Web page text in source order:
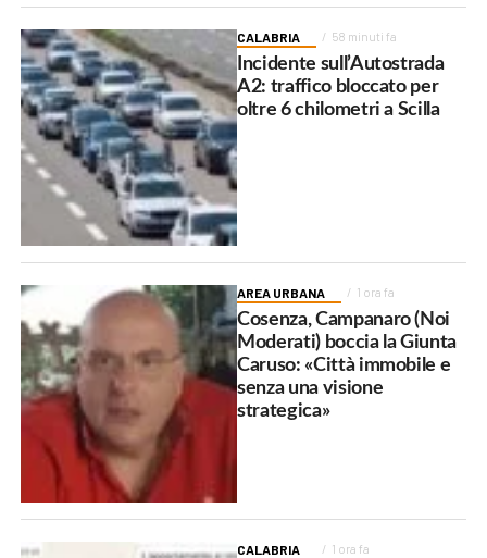
CALABRIA 58 minuti fa
Incidente sull’Autostrada
A2: traffico bloccato per
oltre 6 chilometri a Scilla
AREA URBANA 1 ora fa
Cosenza, Campanaro (Noi
Moderati) boccia la Giunta
Caruso: «Città immobile e
senza una visione
strategica»
CALABRIA 1 ora fa